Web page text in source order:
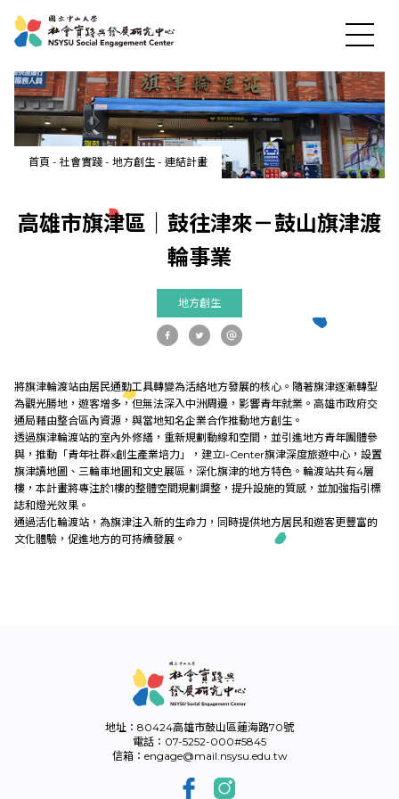
最新消息
社會實踐
教育發展
外部連結
EN
首頁 - 社會實踐 - 地方創生 - 連結計畫
高雄市旗津區｜鼓往津來－鼓山旗津渡
輪事業
地方創生
將旗津輪渡站由居民通勤工具轉變為活絡地方發展的核心。隨著旗津逐漸轉型
為觀光勝地，遊客增多，但無法深入中洲周邊，影響青年就業。高雄市政府交
通局藉由整合區內資源，與當地知名企業合作推動地方創生。
透過旗津輪渡站的室內外修繕，重新規劃動線和空間，並引進地方青年團體參
與，推動「青年社群x創生產業培力」，建立I-Center旗津深度旅遊中心，設置
旗津讀地圖、三輪車地圖和文史展區，深化旗津的地方特色。輪渡站共有4層
樓，本計畫將專注於1樓的整體空間規劃調整，提升設施的質感，並加強指引標
誌和燈光效果。
通過活化輪渡站，為旗津注入新的生命力，同時提供地方居民和遊客更豐富的
文化體驗，促進地方的可持續發展。
地址：80424高雄市鼓山區蓮海路70號
電話：07-5252-000#5845
信箱：engage@mail.nsysu.edu.tw